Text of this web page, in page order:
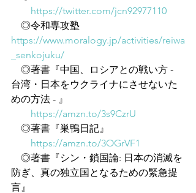
https://twitter.com/jcn92977110
◎令和専攻塾
https://www.moralogy.jp/activities/reiwa
_senkojuku/
◎著書『中国、ロシアとの戦い方 -
台湾・日本をウクライナにさせないた
めの方法 - 』
https://amzn.to/3s9CzrU
◎著書『巣鴨日記』
https://amzn.to/3OGrVF1
◎著書『シン・鎖国論: 日本の消滅を
防ぎ、真の独立国となるための緊急提
言』